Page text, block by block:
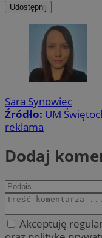
Udostępnij
Sara Synowiec
Źródło: UM
reklama
Dodaj
Akceptuję